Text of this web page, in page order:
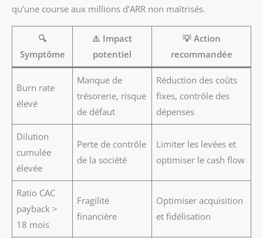
qu’une course aux millions d’ARR non maîtrisés.
🔍
Symptôme
⚠️ Impact
potentiel
💡 Action
recommandée
Burn rate
élevé
Manque de
trésorerie, risque
de défaut
Réduction des coûts
fixes, contrôle des
dépenses
Dilution
cumulée
élevée
Perte de contrôle
de la société
Limiter les levées et
optimiser le cash flow
Ratio CAC
payback >
18 mois
Fragilité
financière
Optimiser acquisition
et fidélisation